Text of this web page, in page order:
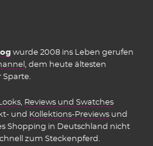
wurde 2008 ins Leben gerufen
, dem heute ältesten
Sparte.
, Reviews und Swatches
und Kollektions-Previews und
Shopping in Deutschland nicht
zum Steckenpferd.